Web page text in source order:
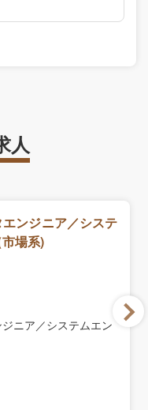
人
エンジニア／システ
場系)
ニア／システムエン